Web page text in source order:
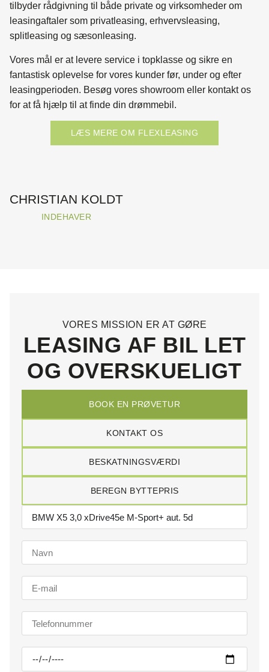
tilbyder rådgivning til både private og virksomheder om
leasingaftaler som privatleasing, erhvervsleasing,
splitleasing og sæsonleasing.
Vores mål er at levere service i topklasse og sikre en
fantastisk oplevelse for vores kunder før, under og efter
leasingperioden. Besøg vores showroom eller kontakt os
for at få hjælp til at finde din drømmebil.
LÆS MERE OM FLEXLEASING
CHRISTIAN KOLDT
INDEHAVER
VORES MISSION ER AT GØRE
LEASING AF BIL LET
OG OVERSKUELIGT
BOOK EN PRØVETUR
KONTAKT OS
BESKATNINGSVÆRDI
BEREGN BYTTEPRIS